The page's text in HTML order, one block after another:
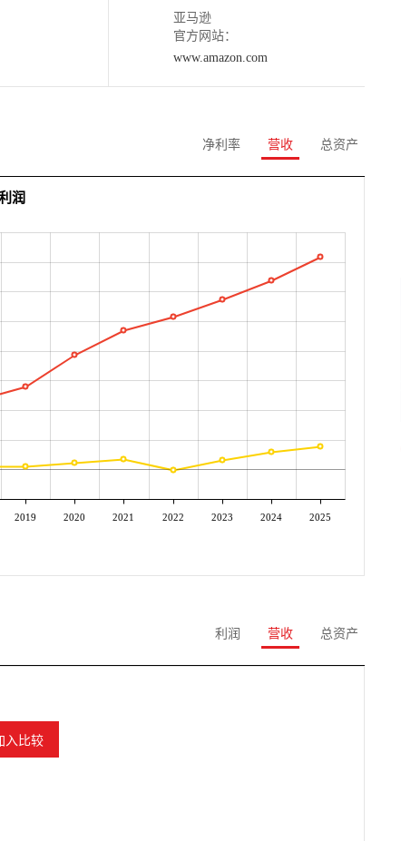
亚马逊
官方网站：
www.amazon.com
净利率 营收 总资产
2019 2020 2021 2022 2023 2024 2025
润
利润 营收 总资产